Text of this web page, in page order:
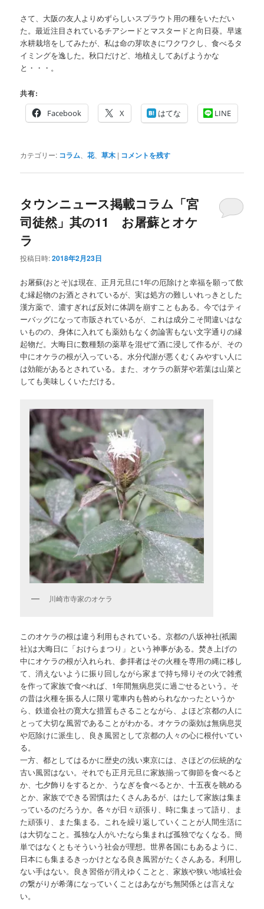
さて、大阪の友人よりめずらしいスプラウト用の種をいただい
た。最近注目されているチアシードとマスタードと向日葵。早速
水耕栽培をしてみたが、私は命の芽吹きにワクワクし、食べるタ
イミングを逸した。秋口だけど、地植えしてあげようかな
と・・・。
共有:
Facebook
X はてな LINE
カテゴリー: コラム 、花、草木 | コメントを残す
タウンニュース掲載コラム「宮
司徒然」其の11 お屠蘇とオケ
ラ
投稿日時:2018年2月23日
お屠蘇(おとそ)は現在、正月元旦に1年の厄除けと幸福を願って飲
む縁起物のお酒とされているが、実は処方の難しいれっきとした
漢方薬で、濃すぎれば反対に体調を崩すこともある。今ではティ
ーバッグになって市販されているが、これは成分こそ間違いはな
いものの、身体に入れても薬効もなく勿論害もない文字通りの縁
起物だ。大晦日に数種類の薬草を混ぜて酒に浸して作るが、その
中にオケラの根が入っている。水分代謝が悪くむくみやすい人に
は効能があるとされている。また、オケラの新芽や若葉は山菜と
しても美味しくいただける。
川崎市寺家のオケラ
このオケラの根は違う利用もされている。京都の八坂神社(祇園
社)は大晦日に「おけらまつり」という神事がある。焚き上げの
中にオケラの根が入れられ、参拝者はその火種を専用の縄に移し
て、消えないように振り回しながら家まで持ち帰りその火で雑煮
を作って家族で食べれば、1年間無病息災に過ごせるという。そ
の昔は火種を振る人に限り電車内も咎められなかったというか
ら、鉄道会社の寛大な措置もさることながら、よほど京都の人に
とって大切な風習であることがわかる。オケラの薬効は無病息災
や厄除けに派生し、良き風習として京都の人々の心に根付いてい
る。
一方、都としてはるかに歴史の浅い東京には、さほどの伝統的な
古い風習はない。それでも正月元旦に家族揃って御節を食べると
か、七夕飾りをするとか、うなぎを食べるとか、十五夜を眺める
とか、家族でできる習慣はたくさんあるが、はたして家族は集ま
っているのだろうか。各々が日々頑張り、時に集まって語り、ま
た頑張り、また集まる。これを繰り返していくことが人間生活に
は大切なこと。孤独な人がいたなら集まれば孤独でなくなる。簡
単ではなくともそういう社会が理想。世界各国にもあるように、
日本にも集まるきっかけとなる良き風習がたくさんある。利用し
ない手はない。良き習俗が消えゆくことと、家族や狭い地域社会
の繋がりが希薄になっていくことはあながち無関係とは言えな
い。